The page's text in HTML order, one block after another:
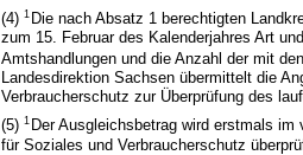
(4)1 Die nach Absatz 1 berechtigten
zum 15. Februar des Kalenderjahres Art
Amtshandlungen und die Anzahl der mit
Landesdirektion Sachsen übermittelt die
Verbraucherschutz zur Überprüfung des
(5)1 Der Ausgleichsbetrag wird erstmals
für Soziales und Verbraucherschutz